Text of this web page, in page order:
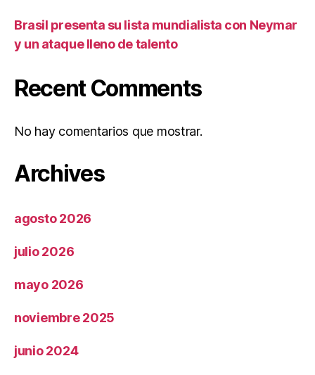
Brasil presenta su lista mundialista con Neymar
y un ataque lleno de talento
Recent Comments
No hay comentarios que mostrar.
Archives
agosto 2026
julio 2026
mayo 2026
noviembre 2025
junio 2024